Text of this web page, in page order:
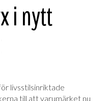
i nytt
livsstilsinriktade
till att varumärket nu